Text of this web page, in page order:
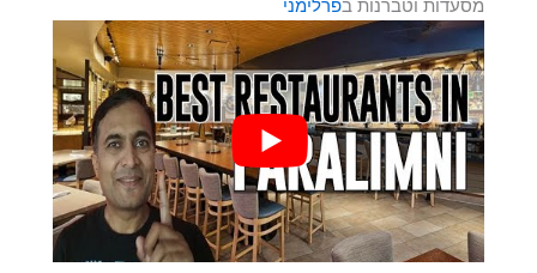
מסעדות וטברנות בפרלימני